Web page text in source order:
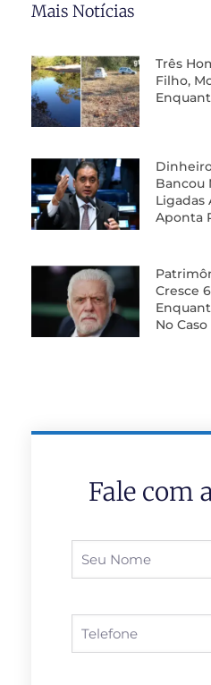
Mais Notícias
Três
Filho,
Bancou
Ligadas
Aponta
Cresce
No
Fale com